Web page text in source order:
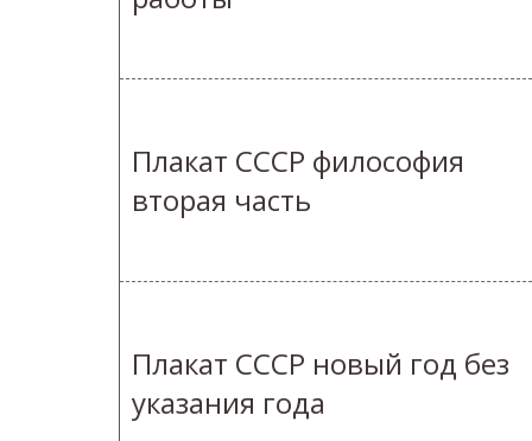
Плакат СССР философия
вторая часть
Плакат СССР новый год без
указания года